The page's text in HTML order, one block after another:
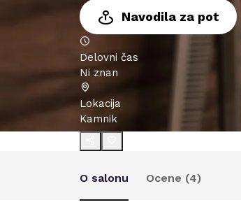
Navodila za pot
Delovni čas
Ni znan
Lokacija
Kamnik
O salonu Ocene (4)